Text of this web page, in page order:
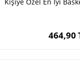
Kişiye Özel En İyi
464,90